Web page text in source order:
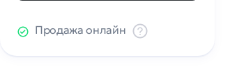
Продажа онлайн